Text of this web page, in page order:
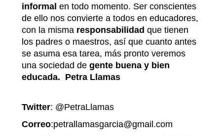
informal en todo momento. Ser conscientes
de ello nos convierte a todos en educadores,
con la misma responsabilidad que tienen
los padres o maestros, así que cuanto antes
se asuma esa tarea, más pronto veremos
una sociedad de gente buena y bien
educada. Petra Llamas
Twitter: @PetraLlamas
Correo:petrallamasgarcia@gmail.com